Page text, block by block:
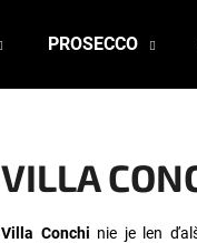
PROSECCO
VILLA
Villa Conchi nie je len